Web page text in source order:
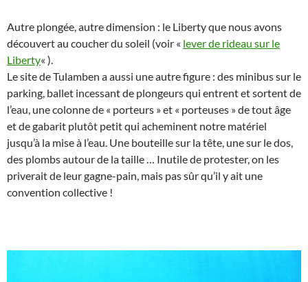
Autre plongée, autre dimension : le Liberty que nous avons
découvert au coucher du soleil (voir « lever de rideau sur le
Liberty« ).
Le site de Tulamben a aussi une autre figure : des minibus sur le
parking, ballet incessant de plongeurs qui entrent et sortent de
l’eau, une colonne de « porteurs » et « porteuses » de tout âge
et de gabarit plutôt petit qui acheminent notre matériel
jusqu’à la mise à l’eau. Une bouteille sur la tête, une sur le dos,
des plombs autour de la taille … Inutile de protester, on les
priverait de leur gagne-pain, mais pas sûr qu’il y ait une
convention collective !